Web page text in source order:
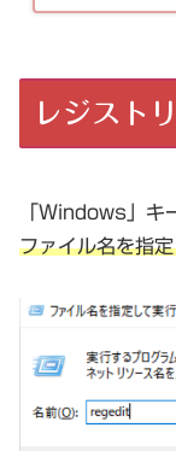
レジスト
「Windows」キ
ファイル名を指